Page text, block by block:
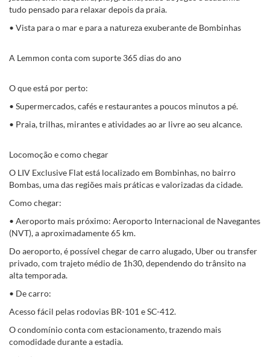
tudo pensado para relaxar depois da praia.
• Vista para o mar e para a natureza exuberante de Bombinhas
A Lemmon conta com suporte 365 dias do ano
O que está por perto:
• Supermercados, cafés e restaurantes a poucos minutos a pé.
• Praia, trilhas, mirantes e atividades ao ar livre ao seu alcance.
Locomoção e como chegar
O LIV Exclusive Flat está localizado em Bombinhas, no bairro
Bombas, uma das regiões mais práticas e valorizadas da cidade.
Como chegar:
• Aeroporto mais próximo: Aeroporto Internacional de Navegantes
(NVT), a aproximadamente 65 km.
Do aeroporto, é possível chegar de carro alugado, Uber ou transfer
privado, com trajeto médio de 1h30, dependendo do trânsito na
alta temporada.
• De carro:
Acesso fácil pelas rodovias BR-101 e SC-412.
O condomínio conta com estacionamento, trazendo mais
comodidade durante a estadia.